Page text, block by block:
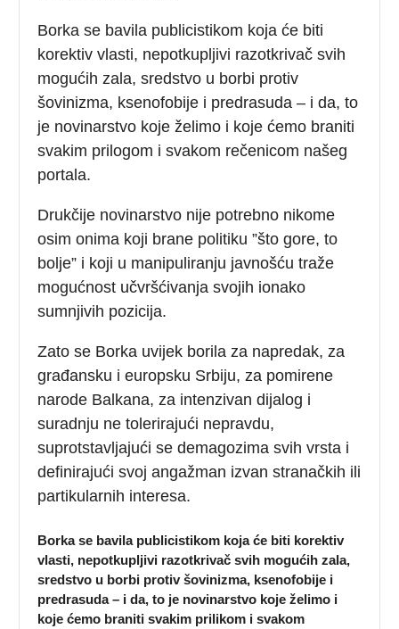
Borka se bavila publicistikom koja će biti
korektiv vlasti, nepotkupljivi razotkrivač svih
mogućih zala, sredstvo u borbi protiv
šovinizma, ksenofobije i predrasuda – i da, to
je novinarstvo koje želimo i koje ćemo braniti
svakim prilogom i svakom rečenicom našeg
portala.
Drukčije novinarstvo nije potrebno nikome
osim onima koji brane politiku ”što gore, to
bolje” i koji u manipuliranju javnošću traže
mogućnost učvršćivanja svojih ionako
sumnjivih pozicija.
Zato se Borka uvijek borila za napredak, za
građansku i europsku Srbiju, za pomirene
narode Balkana, za intenzivan dijalog i
suradnju ne tolerirajući nepravdu,
suprotstavljajući se demagozima svih vrsta i
definirajući svoj angažman izvan stranačkih ili
partikularnih interesa.
Borka se bavila publicistikom koja će biti korektiv
vlasti, nepotkupljivi razotkrivač svih mogućih zala,
sredstvo u borbi protiv šovinizma, ksenofobije i
predrasuda – i da, to je novinarstvo koje želimo i
koje ćemo braniti svakim prilikom i svakom